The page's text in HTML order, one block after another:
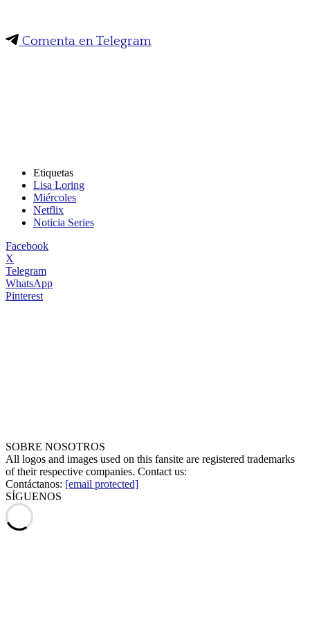
Comenta en Telegram
Etiquetas
Lisa Loring
Miércoles
Netflix
Noticia Series
Facebook
X
Telegram
WhatsApp
Pinterest
SOBRE NOSOTROS
All logos and images used on this fansite are registered trademarks
of their respective companies. Contact us:
Contáctanos: [email protected]
SÍGUENOS